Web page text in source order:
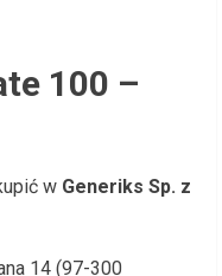
100 –
w Generiks Sp. z
14 (97-300